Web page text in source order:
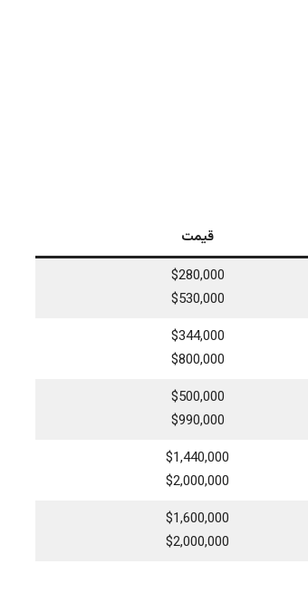
قیمت
$280,000
$530,000
$344,000
$800,000
$500,000
$990,000
$1,440,000
$2,000,000
$1,600,000
$2,000,000